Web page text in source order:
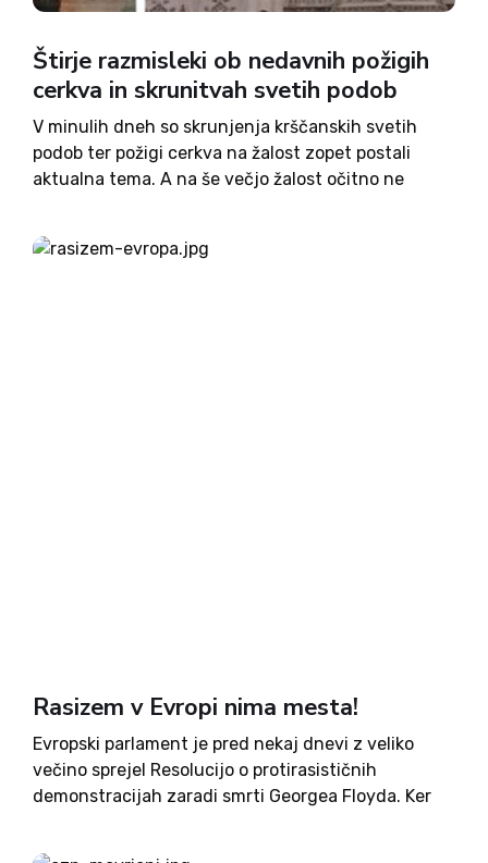
Štirje razmisleki ob nedavnih požigih
cerkva in skrunitvah svetih podob
V minulih dneh so skrunjenja krščanskih svetih
podob ter požigi cerkva na žalost zopet postali
aktualna tema. A na še večjo žalost očitno ne
mnenjskih voditeljev in pozornost v osrednjem
medijskem toku. Ob...
Rasizem v Evropi nima mesta!
Evropski parlament je pred nekaj dnevi z veliko
večino sprejel Resolucijo o protirasističnih
demonstracijah zaradi smrti Georgea Floyda. Ker
podlagi barve kože stvar preteklosti, je